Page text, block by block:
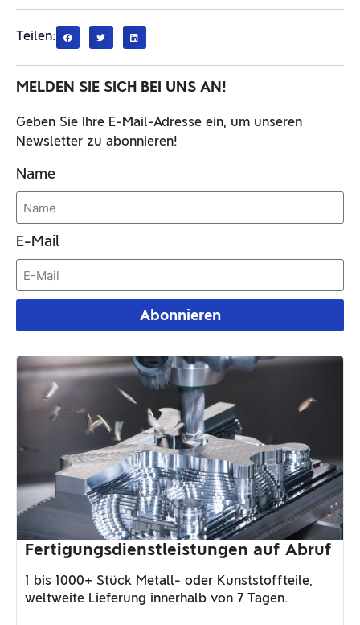
Teilen:
MELDEN SIE SICH BEI UNS AN!
Geben Sie Ihre E-Mail-Adresse ein, um unseren
Newsletter zu abonnieren!
Name
E-Mail
Abonnieren
Fertigungsdienstleistungen auf Abruf
1 bis 1000+ Stück Metall- oder Kunststoffteile,
weltweite Lieferung innerhalb von 7 Tagen.